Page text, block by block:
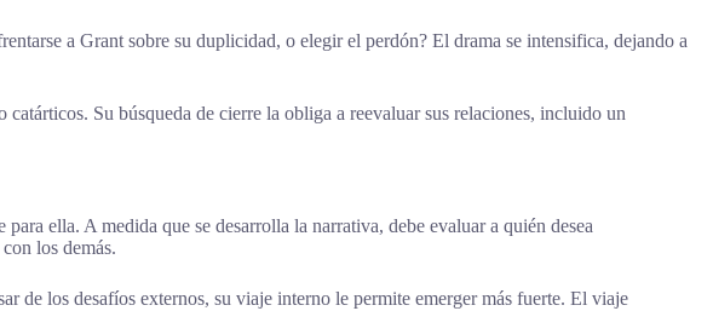
a Grant sobre su duplicidad, o elegir el perdón? El drama se intensifica, dejando a
Su búsqueda de cierre la obliga a reevaluar sus relaciones, incluido un
ella. A medida que se desarrolla la narrativa, debe evaluar a quién desea
los demás.
de los desafíos externos, su viaje interno le permite emerger más fuerte. El viaje